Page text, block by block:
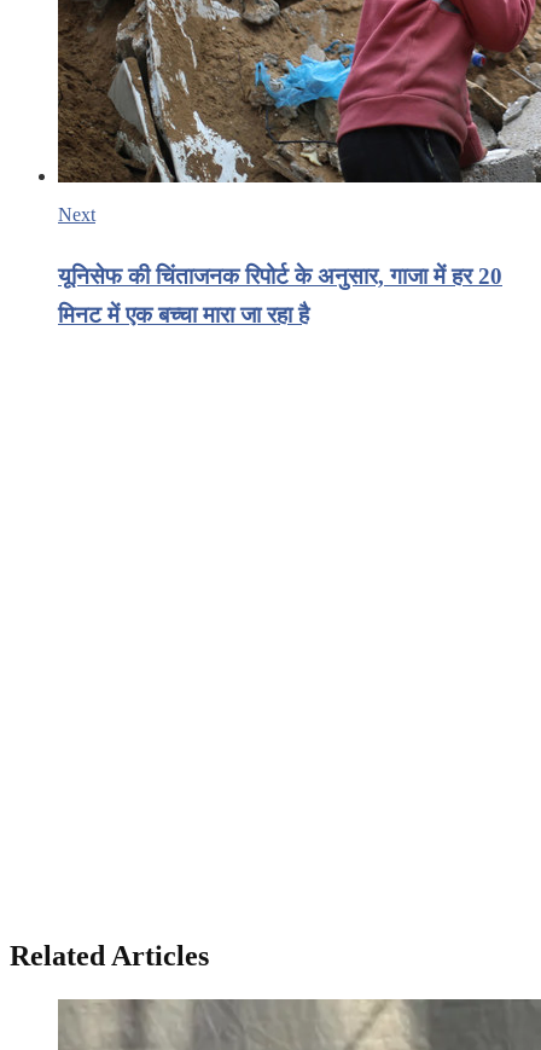
Next
यूनिसेफ की चिंताजनक रिपोर्ट के अनुसार, गाजा में हर 20
मिनट में एक बच्चा मारा जा रहा है
Related Articles